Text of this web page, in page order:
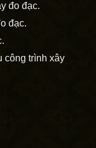
đo đạc.
đạc.
công trình xây